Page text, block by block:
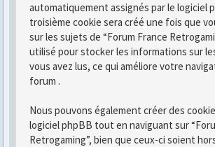
automatiquement assignés par le logiciel
troisième cookie sera créé une fois que
sur les sujets de “Forum France
utilisé pour stocker les informations sur
vous avez lus, ce qui améliore votre
forum .
Nous pouvons également créer des
logiciel phpBB tout en naviguant sur
Retrogaming”, bien que ceux-ci soient